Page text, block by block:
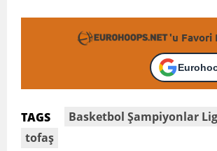
'u Favori
TAGS Basketbol Şampiyonlar
tofaş